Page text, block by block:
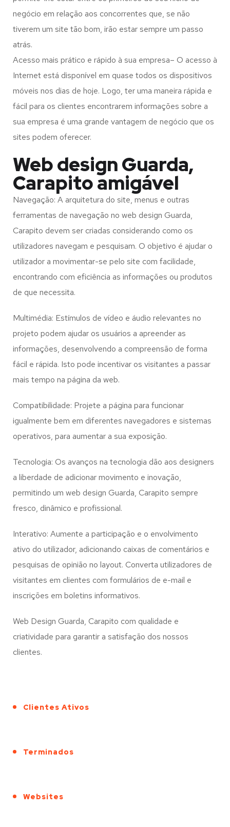
negócio em relação aos concorrentes que, se não
tiverem um site tão bom, irão estar sempre um passo
atrás.
Acesso mais prático e rápido à sua empresa– O acesso à
Internet está disponível em quase todos os dispositivos
móveis nos dias de hoje. Logo, ter uma maneira rápida e
fácil para os clientes encontrarem informações sobre a
sua empresa é uma grande vantagem de negócio que os
sites podem oferecer.
Web design Guarda,
Carapito amigável
Navegação: A arquitetura do site, menus e outras
ferramentas de navegação no web design Guarda,
Carapito devem ser criadas considerando como os
utilizadores navegam e pesquisam. O objetivo é ajudar o
utilizador a movimentar-se pelo site com facilidade,
encontrando com eficiência as informações ou produtos
de que necessita.
Multimédia: Estímulos de vídeo e áudio relevantes no
projeto podem ajudar os usuários a apreender as
informações, desenvolvendo a compreensão de forma
fácil e rápida. Isto pode incentivar os visitantes a passar
mais tempo na página da web.
Compatibilidade: Projete a página para funcionar
igualmente bem em diferentes navegadores e sistemas
operativos, para aumentar a sua exposição.
Tecnologia: Os avanços na tecnologia dão aos designers
a liberdade de adicionar movimento e inovação,
permitindo um web design Guarda, Carapito sempre
fresco, dinâmico e profissional.
Interativo: Aumente a participação e o envolvimento
ativo do utilizador, adicionando caixas de comentários e
pesquisas de opinião no layout. Converta utilizadores de
visitantes em clientes com formulários de e-mail e
inscrições em boletins informativos.
Web Design Guarda, Carapito com qualidade e
criatividade para garantir a satisfação dos nossos
clientes.
Clientes Ativos
Terminados
Websites